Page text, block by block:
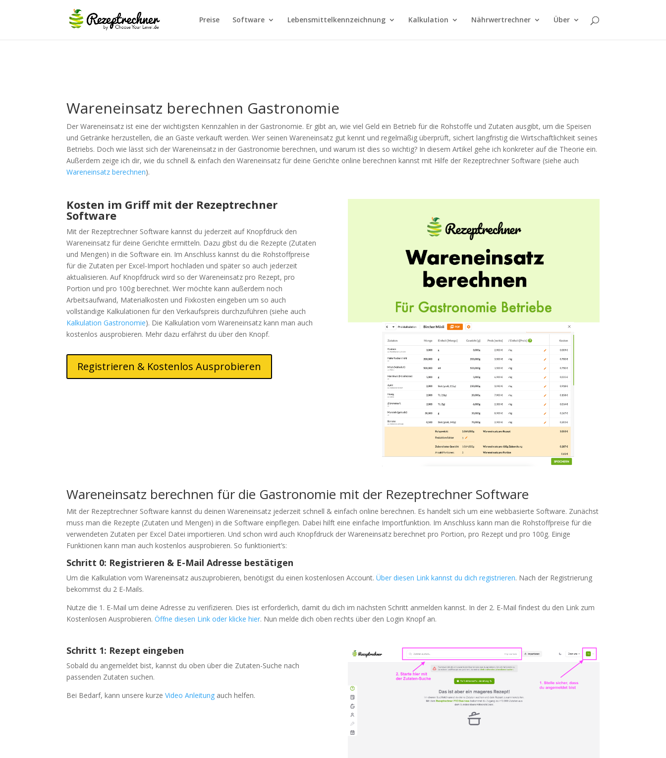
Preise Software Lebensmittelkennzeichnung Kalkulation Nährwertrechner Über
Wareneinsatz berechnen Gastronomie
Der Wareneinsatz ist eine der wichtigsten Kennzahlen in der Gastronomie. Er gibt an, wie viel Geld ein Betrieb für die Rohstoffe und Zutaten ausgibt, um die Speisen
und Getränke herzustellen, die an Gäste verkauft werden. Wer seinen Wareneinsatz gut kennt und regelmäßig überprüft, sichert langfristig die Wirtschaftlichkeit seines
Betriebs. Doch wie lässt sich der Wareneinsatz in der Gastronomie berechnen, und warum ist dies so wichtig? In diesem Artikel gehe ich konkreter auf die Theorie ein.
Außerdem zeige ich dir, wie du schnell & einfach den Wareneinsatz für deine Gerichte online berechnen kannst mit Hilfe der Rezeptrechner Software (siehe auch
Wareneinsatz berechnen).
Kosten im Griff mit der Rezeptrechner
Software
Mit der Rezeptrechner Software kannst du jederzeit auf Knopfdruck den
Wareneinsatz für deine Gerichte ermitteln. Dazu gibst du die Rezepte (Zutaten
und Mengen) in die Software ein. Im Anschluss kannst du die Rohstoffpreise
für die Zutaten per Excel-Import hochladen und später so auch jederzeit
aktualisieren. Auf Knopfdruck wird so der Wareneinsatz pro Rezept, pro
Portion und pro 100g berechnet. Wer möchte kann außerdem noch
Arbeitsaufwand, Materialkosten und Fixkosten eingeben um so auch
vollständige Kalkulationen für den Verkaufspreis durchzuführen (siehe auch
Kalkulation Gastronomie). Die Kalkulation vom Wareneinsatz kann man auch
kostenlos ausprobieren. Mehr dazu erfährst du über den Knopf.
Registrieren & Kostenlos Ausprobieren
Wareneinsatz berechnen für die Gastronomie mit der Rezeptrechner Software
Mit der Rezeptrechner Software kannst du deinen Wareneinsatz jederzeit schnell & einfach online berechnen. Es handelt sich um eine webbasierte Software. Zunächst
muss man die Rezepte (Zutaten und Mengen) in die Software einpflegen. Dabei hilft eine einfache Importfunktion. Im Anschluss kann man die Rohstoffpreise für die
verwendeten Zutaten per Excel Datei importieren. Und schon wird auch Knopfdruck der Wareneinsatz berechnet pro Portion, pro Rezept und pro 100g. Einige
Funktionen kann man auch kostenlos ausprobieren. So funktioniert’s:
Schritt 0: Registrieren & E-Mail Adresse bestätigen
Um die Kalkulation vom Wareneinsatz auszuprobieren, benötigst du einen kostenlosen Account.Über diesen Link kannst du dich registrieren. Nach der Registrierung
bekommst du 2 E-Mails.
Nutze die 1. E-Mail um deine Adresse zu verifizieren. Dies ist erforderlich, damit du dich im nächsten Schritt anmelden kannst. In der 2. E-Mail findest du den Link zum
Kostenlosen Ausprobieren.Öffne diesen Link oder klicke hier. Nun melde dich oben rechts über den Login Knopf an.
Schritt 1: Rezept eingeben
Sobald du angemeldet bist, kannst du oben über die Zutaten-Suche nach
passenden Zutaten suchen.
Bei Bedarf, kann unsere kurzeVideo Anleitung auch helfen.